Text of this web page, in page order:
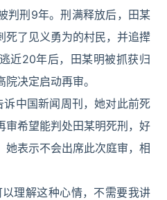
判刑9年。刑满释放后，田某
死了见义勇为的村民，并追撵
近20年后，田某明被抓获归
决定启动再审。
中国新闻周刊，她对此前死
审希望能判处田某明死刑，好
她表示不会出席此次庭审，相
理解这种心情，不需要我讲